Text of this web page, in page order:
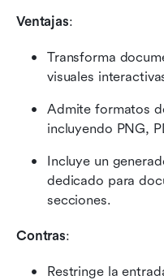
Ventajas:
Transforma
visuales
Admite formatos
incluyendo PNG,
Incluye un
dedicado para
secciones.
Contras:
Restringe la